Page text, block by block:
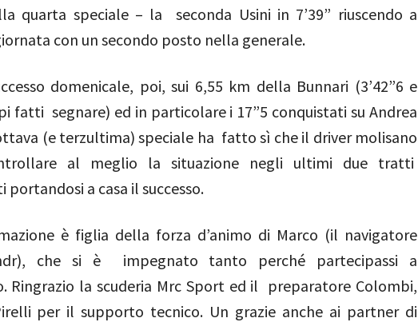
quarta speciale – la seconda Usini in 7’39” riuscendo a
con un secondo posto nella generale.
domenicale, poi, sui 6,55 km della Bunnari (3’42”6 e
fatti segnare) ed in particolare i 17”5 conquistati su Andrea
(e terzultima) speciale ha fatto sì che il driver molisano
al meglio la situazione negli ultimi due tratti
a casa il successo.
è figlia della forza d’animo di Marco (il navigatore
che si è impegnato tanto perché partecipassi a
Ringrazio la scuderia Mrc Sport ed il preparatore Colombi,
per il supporto tecnico. Un grazie anche ai partner di